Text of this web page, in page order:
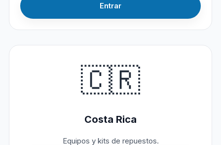
Entrar
🇨🇷
Costa Rica
Equipos y kits de repuestos.